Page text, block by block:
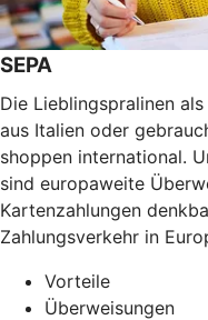
SEPA
Die Lieblingspralinen
aus Italien oder
shoppen international.
sind europaweite
Kartenzahlungen
Zahlungsverkehr in
Vorteile
Überweisungen